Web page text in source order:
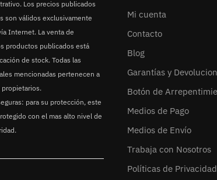
Los precios publicados
son válidos exclusivamente
Internet. La venta de
productos publicados está
de stock. Todas las
mencionadas pertenecen a
para su protección, este
con el mas alto nivel de
Mi cuenta
Contacto
Blog
Garantías y
Botón de
Medios de Pago
Medios de Envío
Trabaja con Nosotros
Políticas de Privacidad